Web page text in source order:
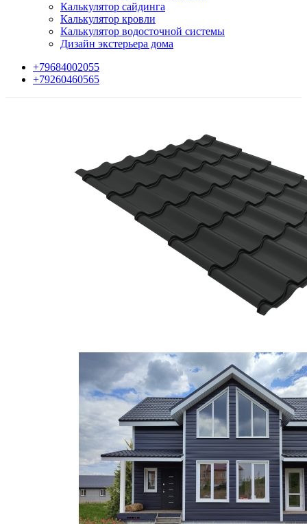
Калькулятор сайдинга
Калькулятор кровли
Калькулятор водосточной системы
Дизайн экстерьера дома
+79684002055
+79260460565